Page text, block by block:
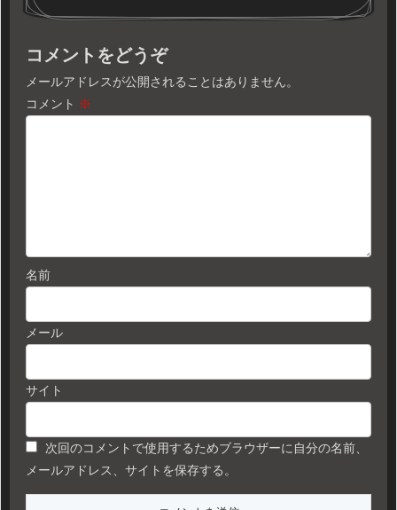
コメントをどうぞ
メールアドレスが公開されることはありません。
コメント ※
名前
メール
サイト
次回のコメントで使用するためブラウザーに自分の名前、
メールアドレス、サイトを保存する。